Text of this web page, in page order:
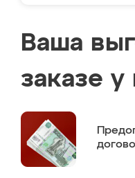
Ваша
заказе у